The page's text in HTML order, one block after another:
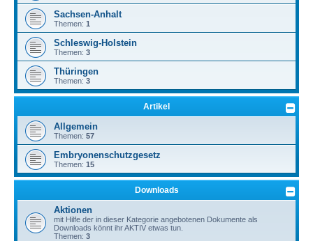
Sachsen-Anhalt
Themen: 1
Schleswig-Holstein
Themen: 3
Thüringen
Themen: 3
Artikel
Allgemein
Themen: 57
Embryonenschutzgesetz
Themen: 15
Downloads
Aktionen
mit Hilfe der in dieser Kategorie angebotenen Dokumente als
Downloads könnt ihr AKTIV etwas tun.
Themen: 3